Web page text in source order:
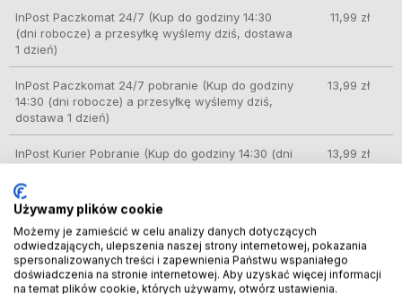
InPost Paczkomat 24/7 (Kup do godziny 14:30
(dni robocze) a przesyłkę wyślemy dziś, dostawa
1 dzień)
11,99 zł
InPost Paczkomat 24/7 pobranie (Kup do godziny
14:30 (dni robocze) a przesyłkę wyślemy dziś,
dostawa 1 dzień)
13,99 zł
InPost Kurier Pobranie (Kup do godziny 14:30 (dni
dzień)
13,99 zł
Kurier DPD (Kup do godziny 14:30 (dni robocze) a
przesyłkę wyślemy dziś, dostawa 1 dzień)
Używamy plików cookie
Możemy je zamieścić w celu analizy danych dotyczących
odwiedzających, ulepszenia naszej strony internetowej, pokazania
spersonalizowanych treści i zapewnienia Państwu wspaniałego
doświadczenia na stronie internetowej. Aby uzyskać więcej informacji
na temat plików cookie, których używamy, otwórz ustawienia.